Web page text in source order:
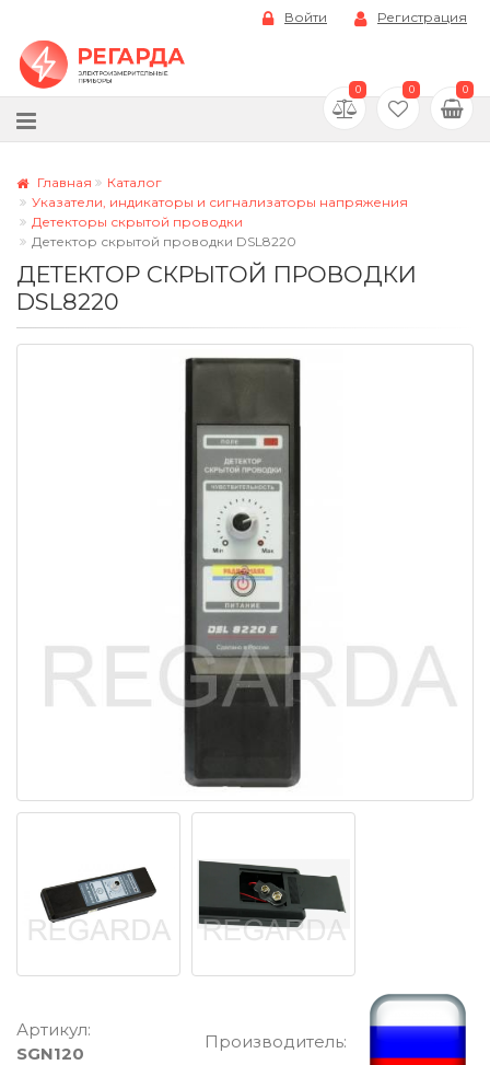
Войти Регистрация
0 0 0
Главная
Каталог
Указатели, индикаторы и сигнализаторы напряжения
Детекторы скрытой проводки
Детектор скрытой проводки DSL8220
ДЕТЕКТОР СКРЫТОЙ ПРОВОДКИ
DSL8220
Артикул:
SGN120
Производитель: